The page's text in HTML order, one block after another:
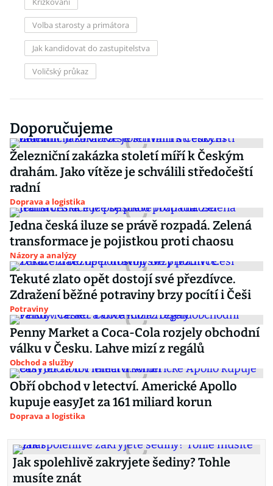
Volba starosty a primátora
Jak kandidovat do zastupitelstva
Voličský průkaz
Doporučujeme
Železniční zakázka století míří k Českým
drahám. Jako vítěze je schválili středočeští
radní
Doprava a logistika
Jedna česká iluze se právě rozpadá. Zelená
transformace je pojistkou proti chaosu
Názory a analýzy
Tekuté zlato opět dostojí své přezdívce.
Zdražení běžné potraviny brzy pocítí i Češi
Potraviny
Penny Market a Coca-Cola rozjely obchodní
válku v Česku. Lahve mizí z regálů
Obchod a služby
Obří obchod v letectví. Americké Apollo
kupuje easyJet za 161 miliard korun
Doprava a logistika
Jak spolehlivě zakryjete šediny? Tohle
musíte znát